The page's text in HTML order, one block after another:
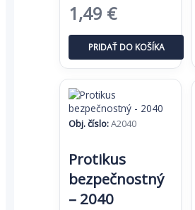
Pôvodná
cena
bola:
2,29 €.
1,49 €Aktuálna
cena
je:
1,49 €.
PRIDAŤ DO KOŠÍKA
Obj. číslo:A2040
Protikus
bezpečnostný
– 2040